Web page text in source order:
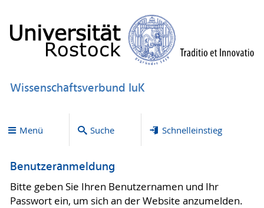
Wissenschaftsverbund IuK
Menü Suche Schnelleinstieg
Benutzeranmeldung
Bitte geben Sie Ihren Benutzernamen und Ihr
Passwort ein, um sich an der Website anzumelden.